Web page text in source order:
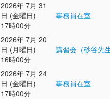
2026年 7月 31
日 (金曜日)
17時00分
事務員在室
2026年 7月 20
日 (月曜日)
16時00分
講習会（砂谷先
2026年 7月 24
日 (金曜日)
17時00分
事務員在室